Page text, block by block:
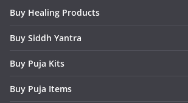
Buy Healing Products
Buy Siddh Yantra
Buy Puja Kits
Buy Puja Items